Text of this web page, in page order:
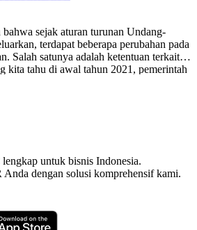
sejak aturan turunan Undang-
terdapat beberapa perubahan pada
Salah satunya adalah ketentuan terkait
kita tahu di awal tahun 2021, pemerintah
peraturan pemerintah sebagai aturan
11 tahun 2020 tentang Cipta Kerja.
pun terdapat […]
untuk bisnis Indonesia.
Anda dengan solusi komprehensif kami.